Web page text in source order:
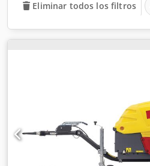
Eliminar todos los filtros